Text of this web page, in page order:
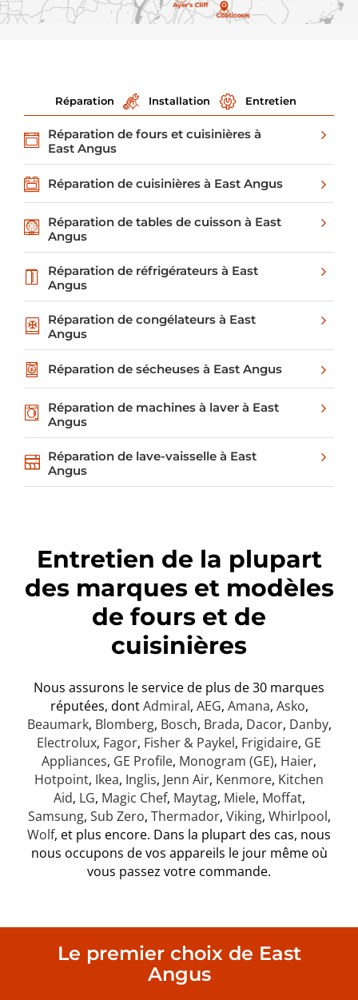
Réparation Installation Entretien
Réparation de fours et cuisinières à
East Angus
Réparation de cuisinières à East Angus
Réparation de tables de cuisson à East
Angus
Réparation de réfrigérateurs à East
Angus
Réparation de congélateurs à East
Angus
Réparation de sécheuses à East Angus
Réparation de machines à laver à East
Angus
Réparation de lave-vaisselle à East
Angus
Entretien de la plupart
des marques et modèles
de fours et de
cuisinières
Nous assurons le service de plus de 30 marques
réputées, dontAdmiral, AEG, Amana, Asko,
Beaumark, Blomberg, Bosch, Brada, Dacor, Danby,
Electrolux, Fagor, Fisher & Paykel, Frigidaire, GE
Appliances, GE Profile, Monogram (GE), Haier,
Hotpoint, Ikea, Inglis, Jenn Air, Kenmore, Kitchen
Aid, LG, Magic Chef, Maytag, Miele, Moffat,
Samsung, Sub Zero, Thermador, Viking, Whirlpool,
Wolf, et plus encore. Dans la plupart des cas, nous
nous occupons de vos appareils le jour même où
vous passez votre commande.
Le premier choix de East
Angus